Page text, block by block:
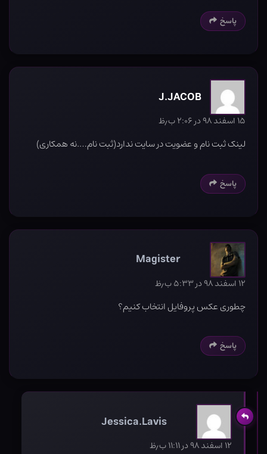
پاسخ
J.JACOB
۱۵ اسفند ۹۸ در ۲:۰۶ ب٫ظ
لینک ثبت نام و عضویت در سایت ندارد(ثبت نام….نه همکاری)
پاسخ
Magister
۱۲ اسفند ۹۸ در ۵:۳۳ ب٫ظ
چطوری عکس پروفایل انتخاب کنیم؟
پاسخ
Jessica.Lavis
۱۲ اسفند ۹۸ در ۱۱:۱۱ ب٫ظ